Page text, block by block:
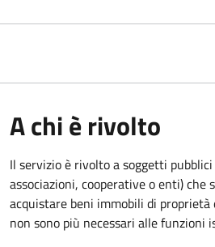
A chi è rivolto
Il servizio è rivolto a soggetti
associazioni, cooperative o enti) che
acquistare beni immobili di
non sono più necessari alle funzioni